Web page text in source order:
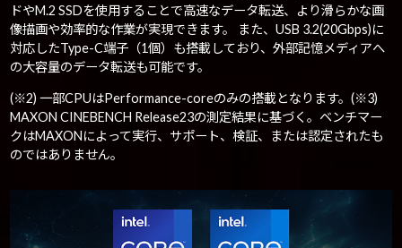
ドやM.2 SSDを使用することで高速なデータ転送、より滑らかな画
像描画や効率的な作業が実現できます。 また、USB 3.2(20Gbps)に
対応したType-C端子（1個）も搭載しており、外部記憶メディアへ
の大容量のデータ転送も可能です。
(※2) 一部CPUはPerformance-coreのみの搭載となります。(※3)
MAXON CINEBENCH Release23の測定結果に基づく。ベンチマー
クはMAXONによって実行、サポート、検証、または認定されたも
のではありません。